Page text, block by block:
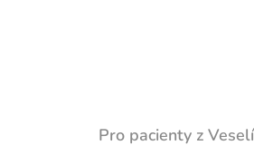
Pro pacienty z